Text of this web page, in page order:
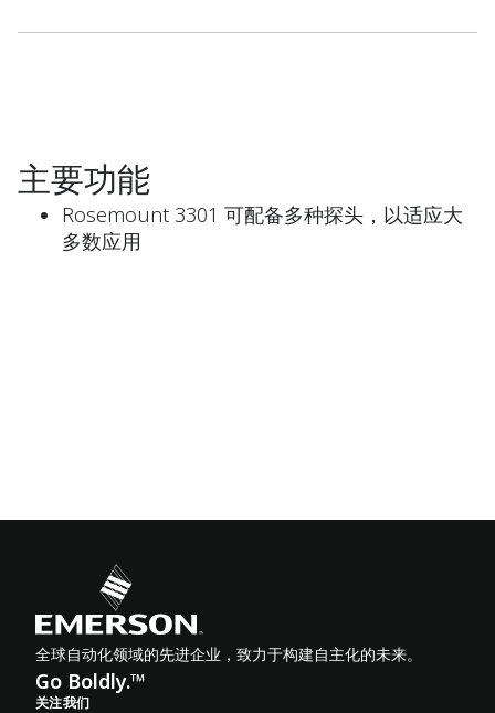
主要功能
Rosemount 3301 可配备多种探头，以适应大
多数应用
全球自动化领域的先进企业，致力于构建自主化的未来。
Go Boldly.™
关注我们